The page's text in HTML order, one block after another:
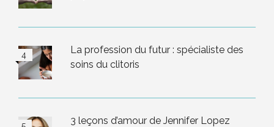
La profession du futur : spécialiste des
soins du clitoris
3 leçons d’amour de Jennifer Lopez